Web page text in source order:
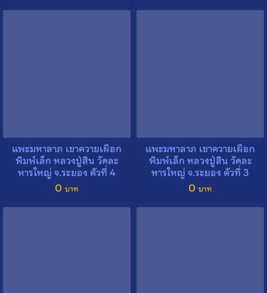
แพะมหาลาภ เขาควายเผือก
พิมพ์เล็ก หลวงปู่สิน วัดละ
หารใหญ่ จ.ระยอง ตัวที่ 4
0
แพะมหาลาภ เขาควายเผือก
พิมพ์เล็ก หลวงปู่สิน วัดละ
หารใหญ่ จ.ระยอง ตัวที่ 3
0